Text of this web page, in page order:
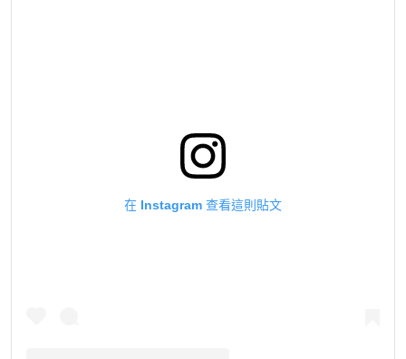
在 Instagram 查看這則貼文